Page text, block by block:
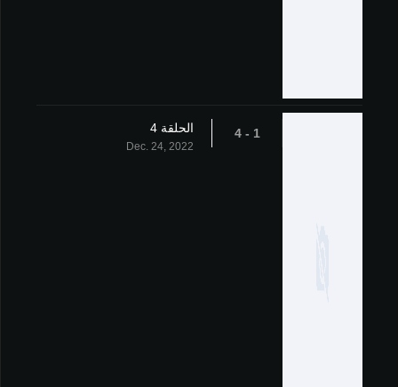
1 - 4 الحلقة 4
Dec. 24, 2022